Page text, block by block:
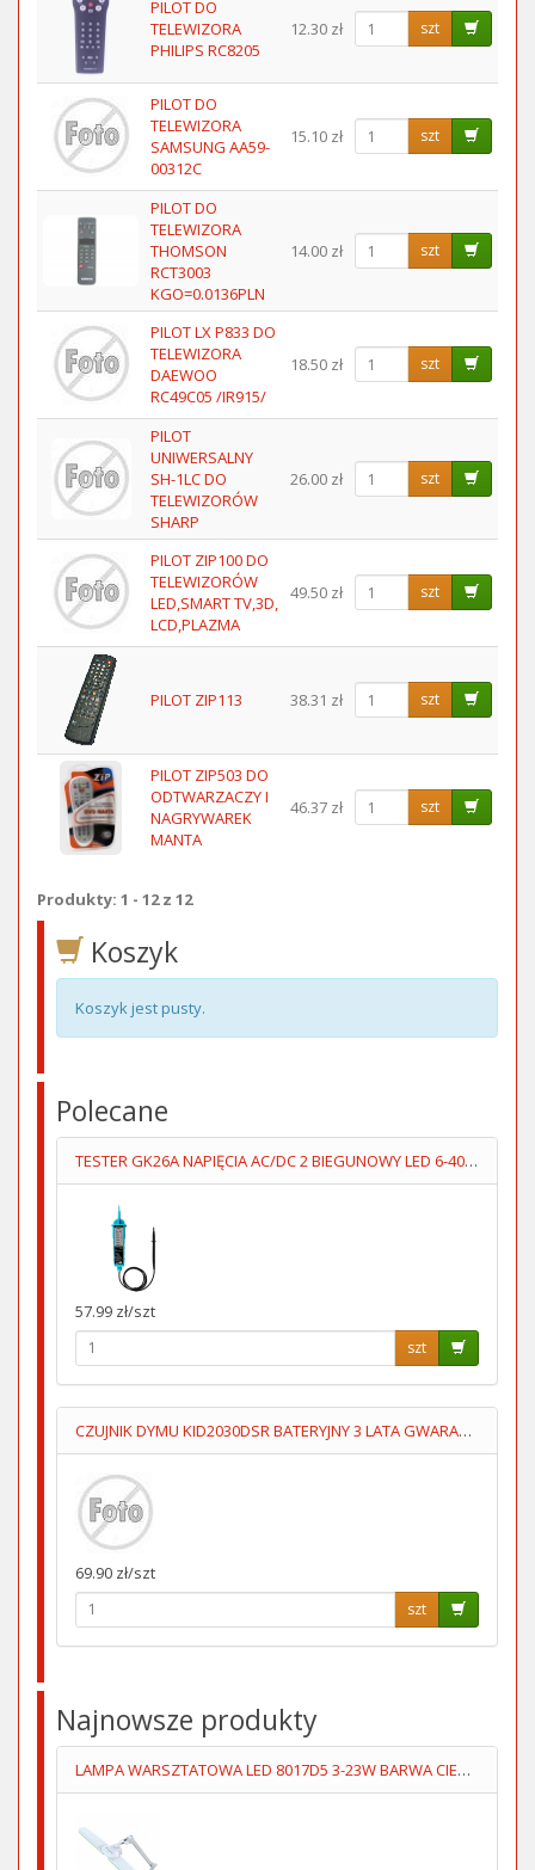
PILOT DO
TELEWIZORA
PHILIPS RC8205
12.30 zł szt
PILOT DO
TELEWIZORA
SAMSUNG AA59-
00312C
15.10 zł szt
PILOT DO
TELEWIZORA
THOMSON
RCT3003
KGO=0.0136PLN
14.00 zł szt
PILOT LX P833 DO
TELEWIZORA
DAEWOO
RC49C05 /IR915/
18.50 zł szt
PILOT
UNIWERSALNY
SH-1LC DO
TELEWIZORÓW
SHARP
26.00 zł szt
PILOT ZIP100 DO
TELEWIZORÓW
LED,SMART TV,3D,
LCD,PLAZMA
49.50 zł szt
PILOT ZIP113 38.31 zł szt
PILOT ZIP503 DO
ODTWARZACZY I
NAGRYWAREK
MANTA
46.37 zł szt
Produkty: 1 - 12 z 12
Koszyk
Koszyk jest pusty.
Polecane
TESTER GK26A NAPIĘCIA AC/DC 2 BIEGUNOWY LED 6-400V
57.99 zł/szt
szt
CZUJNIK DYMU KID2030DSR BATERYJNY 3 LATA GWARANCJI KIDDE
69.90 zł/szt
szt
Najnowsze produkty
LAMPA WARSZTATOWA LED 8017D5 3-23W BARWA CIEPŁA/ZIMNA